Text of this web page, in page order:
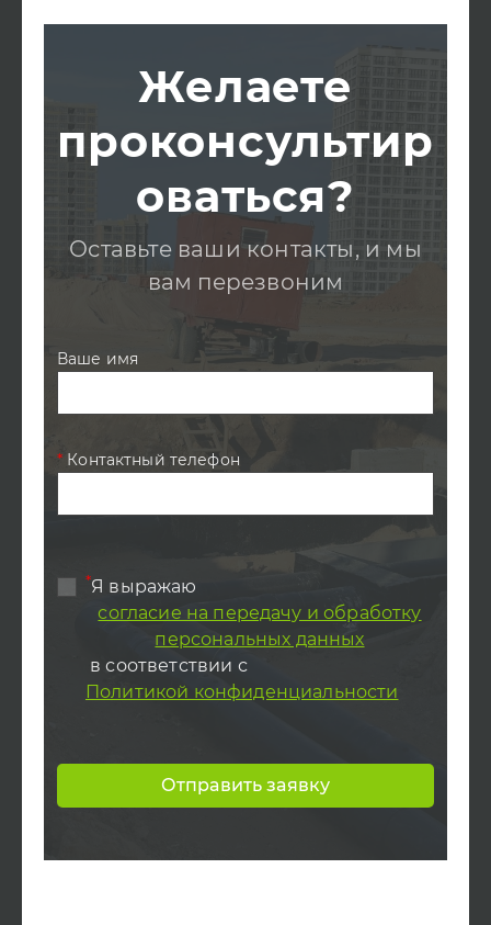
Желаете
проконсультир
оваться?
Оставьте ваши контакты, и мы
вам перезвоним
Ваше имя
* Контактный телефон
Отправить заявку
*Я выражаю
согласие на передачу и обработку
персональных данных
в соответствии с
Политикой конфиденциальности